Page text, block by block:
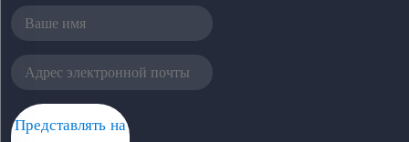
Представлять на